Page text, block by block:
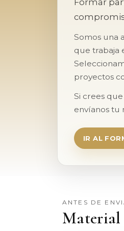
Somos una
que trabaja
proyectos
Si crees
envíanos tu
IR AL
ANTES DE
Material